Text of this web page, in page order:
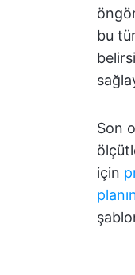
bu
Son
için